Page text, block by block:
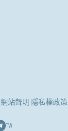
網站聲明 隱私權政策
TW